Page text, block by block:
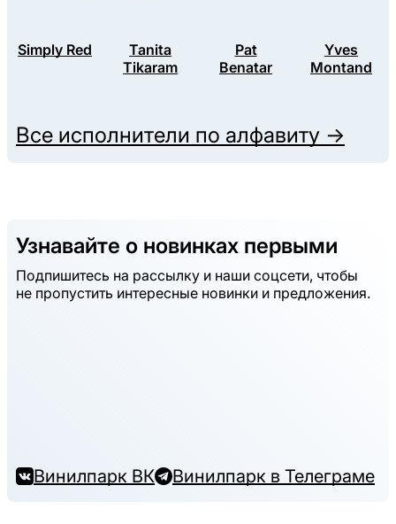
Simply Red
Tanita
Tikaram
Pat
Benatar
Yves
Montand
Все исполнители по алфавиту →
Узнавайте о новинках первыми
Подпишитесь на рассылку и наши соцсети, чтобы
не пропустить интересные новинки и предложения.
Винилпарк ВК Винилпарк в Телеграме